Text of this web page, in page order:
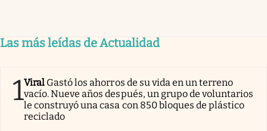
Las más leídas de Actualidad
1Viral Gastó los ahorros de su vida en un terreno
vacío. Nueve años después, un grupo de voluntarios
le construyó una casa con 850 bloques de plástico
reciclado